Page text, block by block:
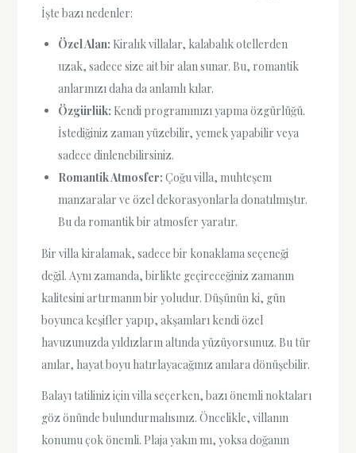
İşte bazı nedenler:
Özel Alan: Kiralık villalar, kalabalık otellerden
uzak, sadece size ait bir alan sunar. Bu, romantik
anlarınızı daha da anlamlı kılar.
Özgürlük: Kendi programınızı yapma özgürlüğü.
İstediğiniz zaman yüzebilir, yemek yapabilir veya
sadece dinlenebilirsiniz.
Romantik Atmosfer: Çoğu villa, muhteşem
manzaralar ve özel dekorasyonlarla donatılmıştır.
Bu da romantik bir atmosfer yaratır.
Bir villa kiralamak, sadece bir konaklama seçeneği
değil. Aynı zamanda, birlikte geçireceğiniz zamanın
kalitesini artırmanın bir yoludur. Düşünün ki, gün
boyunca keşifler yapıp, akşamları kendi özel
havuzunuzda yıldızların altında yüzüyorsunuz. Bu tür
anılar, hayat boyu hatırlayacağınız anılara dönüşebilir.
Balayı tatiliniz için villa seçerken, bazı önemli noktaları
göz önünde bulundurmalısınız. Öncelikle, villanın
konumu çok önemli. Plaja yakın mı, yoksa doğanın